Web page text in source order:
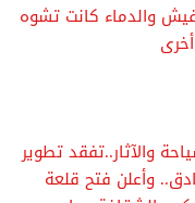
13 عام..الخفافيش والدماء كانت تشوه
والآثار..تفقد تطوير
وأعلن فتح قلعة